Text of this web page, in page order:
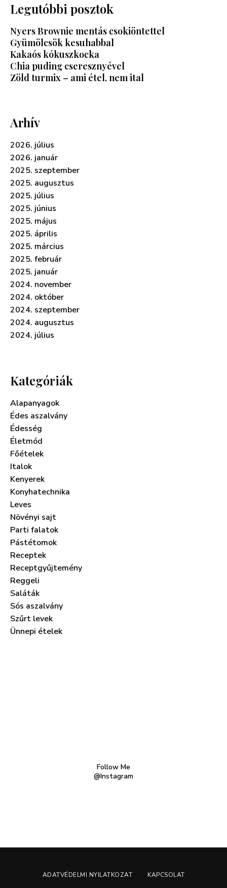
Legutóbbi posztok
Nyers Brownie mentás csokiöntettel
Gyümölcsök kesuhabbal
Kakaós kókuszkocka
Chia puding cseresznyével
Zöld turmix – ami étel, nem ital
Arhív
2026. július
2026. január
2025. szeptember
2025. augusztus
2025. július
2025. június
2025. május
2025. április
2025. március
2025. február
2025. január
2024. november
2024. október
2024. szeptember
2024. augusztus
2024. július
Kategóriák
Alapanyagok
Édes aszalvány
Édesség
Életmód
Főételek
Italok
Kenyerek
Konyhatechnika
Leves
Növényi sajt
Parti falatok
Pástétomok
Receptek
Receptgyűjtemény
Reggeli
Saláták
Sós aszalvány
Szűrt levek
Ünnepi ételek
Follow Me
@Instagram
ADATVÉDELMI NYILATKOZAT KAPCSOLAT